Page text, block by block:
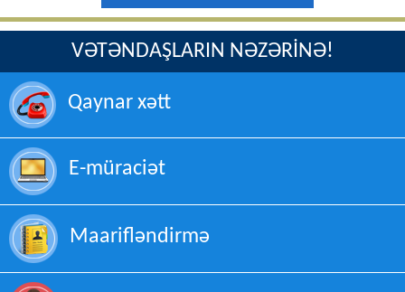
VƏTƏNDAŞLARIN NƏZƏRİNƏ!
Qaynar xətt
E-müraciət
Maarifləndirmə